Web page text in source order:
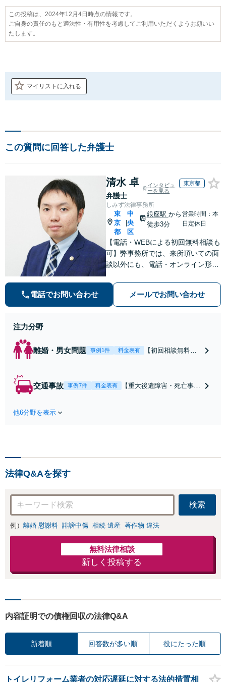
この投稿は、2024年12月4日時点の情報です。
ご自身の責任のもと適法性・有用性を考慮してご利用いただくようお願いい
たします。
マイリストに入れる
この質問に回答した弁護士
清水 卓
弁護士
インタビュ
ーを見る
東京都
しみず法律事務所
東
京
都
中
央
区
銀座駅 から
徒歩3分
営業時間：本
日定休日
【電話・WEBによる初回無料相談も
可】弊事務所では、来所頂いての面
談以外にも、電話・オンライン形式
弁護士にご相談頂くことで、今のご
不安が和らぐとともに、問題解決の
ために前に進むことができます。
電話でお問い合わせ メールでお問い合わせ
注力分野
離婚・男女問題 事例1件 料金表有
【初回相談無料】
条件で離婚ができ
交通事故 事例7件 料金表有
【重大後遺障害・死亡事案
応・納得できる解決を」
他6分野を表示
法律Q&Aを探す
検索
例） 離婚 慰謝料 誹謗中傷 相続 遺産 著作物 違法
無料法律相談
新しく投稿する
内容証明での債権回収の法律Q&A
新着順 回答数が多い順 役にたった順
トイレリフォーム業者の対応遅延に対する法的措置相